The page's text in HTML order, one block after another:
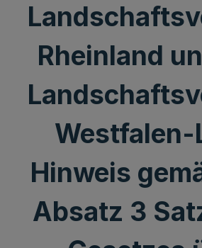
Rheinland
Westfalen-
Hinweis
Absatz 3